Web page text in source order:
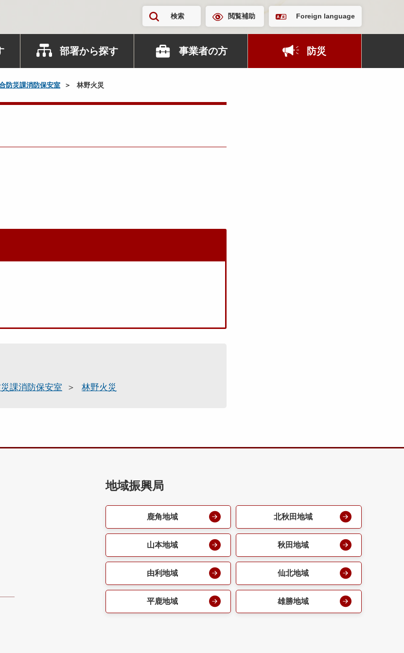
検索 閲覧補助 Foreign language
部署から探す 事業者の方 防災
防災課消防保安室 林野火災
課消防保安室 林野火災
地域振興局
鹿角地域 北秋田地域
山本地域 秋田地域
由利地域 仙北地域
平鹿地域 雄勝地域